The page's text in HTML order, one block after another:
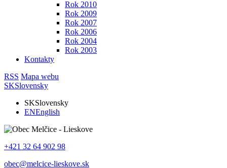
Rok 2010
Rok 2009
Rok 2007
Rok 2006
Rok 2004
Rok 2003
Kontakty
RSS Mapa webu
SKSlovensky
SKSlovensky
ENEnglish
+421 32 64 902 98
obec@melcice-lieskove.sk